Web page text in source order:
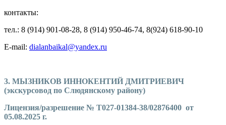
контакты:
тел.: 8 (914) 901-08-28, 8 (914) 950-46-74, 8(924) 618-90-10
E-mail: dialanbaikal@yandex.ru
3. МЫЗНИКОВ ИННОКЕНТИЙ ДМИТРИЕВИЧ
(экскурсовод по Слюдянскому району)
Лицензия/разрешение № Т027-01384-38/02876400 от
05.08.2025 г.